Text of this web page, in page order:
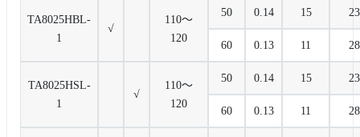
TA8025HBL-
1
√
110〜
120
50 0.14 15
60 0.13 11
TA8025HSL-
1
√
110〜
120
50 0.14 15
60 0.13 11